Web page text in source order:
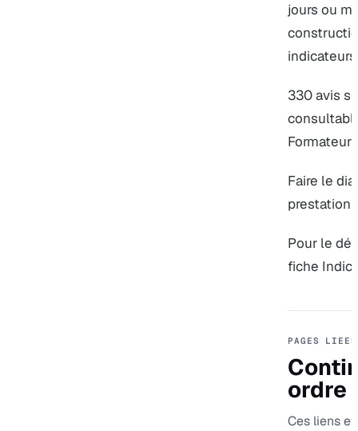
jours ou
330 avis
Formateur
Faire le
prestation
Pour le
fiche
PAGES LIEES
ordre
Ces liens